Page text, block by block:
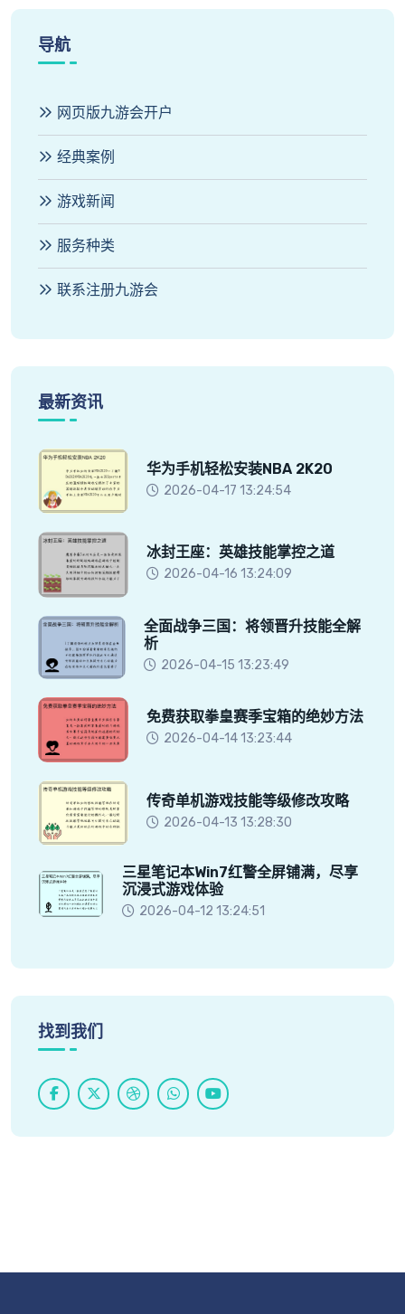
导航
网页版九游会开户
经典案例
游戏新闻
服务种类
联系注册九游会
最新资讯
华为手机轻松安装NBA 2K20
2026-04-17 13:24:54
冰封王座：英雄技能掌控之道
2026-04-16 13:24:09
全面战争三国：将领晋升技能全解
析
2026-04-15 13:23:49
免费获取拳皇赛季宝箱的绝妙方法
2026-04-14 13:23:44
传奇单机游戏技能等级修改攻略
2026-04-13 13:28:30
三星笔记本Win7红警全屏铺满，尽享
沉浸式游戏体验
2026-04-12 13:24:51
找到我们